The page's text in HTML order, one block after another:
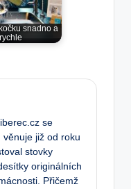
snadno a
rychle
se
již od roku
stovky
originálních
Přičemž